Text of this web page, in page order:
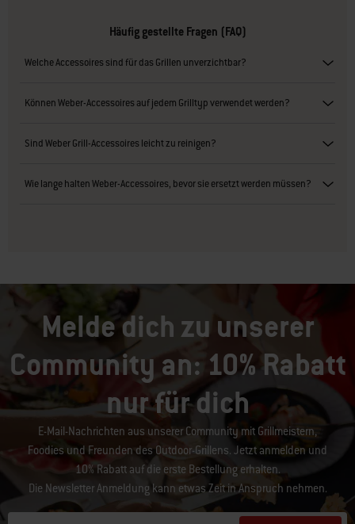
Häufig gestellte Fragen (FAQ)
Welche Accessoires sind für das Grillen unverzichtbar?
Können Weber-Accessoires auf jedem Grilltyp verwendet werden?
Sind Weber Grill-Accessoires leicht zu reinigen?
Wie lange halten Weber-Accessoires, bevor sie ersetzt werden müssen?
Melde dich zu unserer
Community an: 10% Rabatt
nur für dich
E-Mail-Nachrichten aus unserer Community mit Grillmeistern,
Foodies und Freunden des Outdoor-Grillens. Jetzt anmelden und
10% Rabatt auf die erste Bestellung erhalten.
Die Newsletter Anmeldung kann etwas Zeit in Anspruch nehmen.